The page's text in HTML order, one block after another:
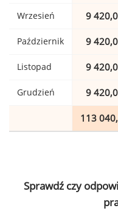
Wrzesień 9
Październik 9
Listopad 9
Grudzień 9
113
Sprawdź czy